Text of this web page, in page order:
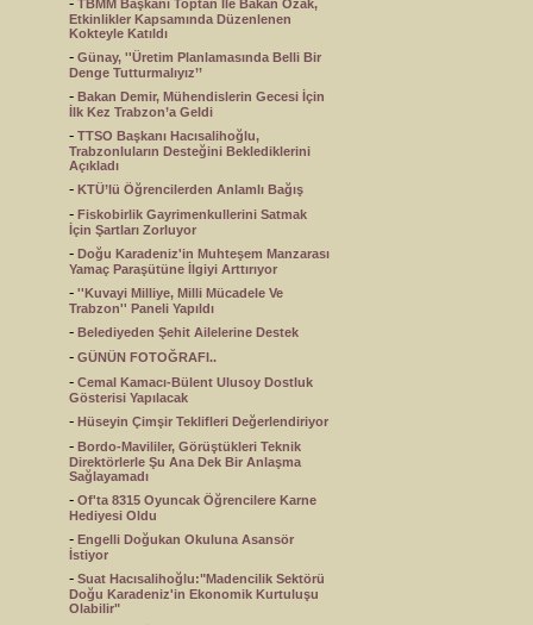
TBMM Başkanı Toptan İle Bakan Özak,
Etkinlikler Kapsamında Düzenlenen
Kokteyle Katıldı
- Günay, ''Üretim Planlamasında Belli Bir
Denge Tutturmalıyız’’
- Bakan Demir, Mühendislerin Gecesi İçin
İlk Kez Trabzon’a Geldi
- TTSO Başkanı Hacısalihoğlu,
Trabzonluların Desteğini Beklediklerini
Açıkladı
- KTÜ’lü Öğrencilerden Anlamlı Bağış
- Fiskobirlik Gayrimenkullerini Satmak
İçin Şartları Zorluyor
- Doğu Karadeniz'in Muhteşem Manzarası
Yamaç Paraşütüne İlgiyi Arttırıyor
- ''Kuvayi Milliye, Milli Mücadele Ve
Trabzon'' Paneli Yapıldı
- Belediyeden Şehit Ailelerine Destek
- GÜNÜN FOTOĞRAFI..
- Cemal Kamacı-Bülent Ulusoy Dostluk
Gösterisi Yapılacak
- Hüseyin Çimşir Teklifleri Değerlendiriyor
- Bordo-Mavililer, Görüştükleri Teknik
Direktörlerle Şu Ana Dek Bir Anlaşma
Sağlayamadı
- Of'ta 8315 Oyuncak Öğrencilere Karne
Hediyesi Oldu
- Engelli Doğukan Okuluna Asansör
İstiyor
- Suat Hacısalihoğlu:"Madencilik Sektörü
Doğu Karadeniz'in Ekonomik Kurtuluşu
Olabilir"